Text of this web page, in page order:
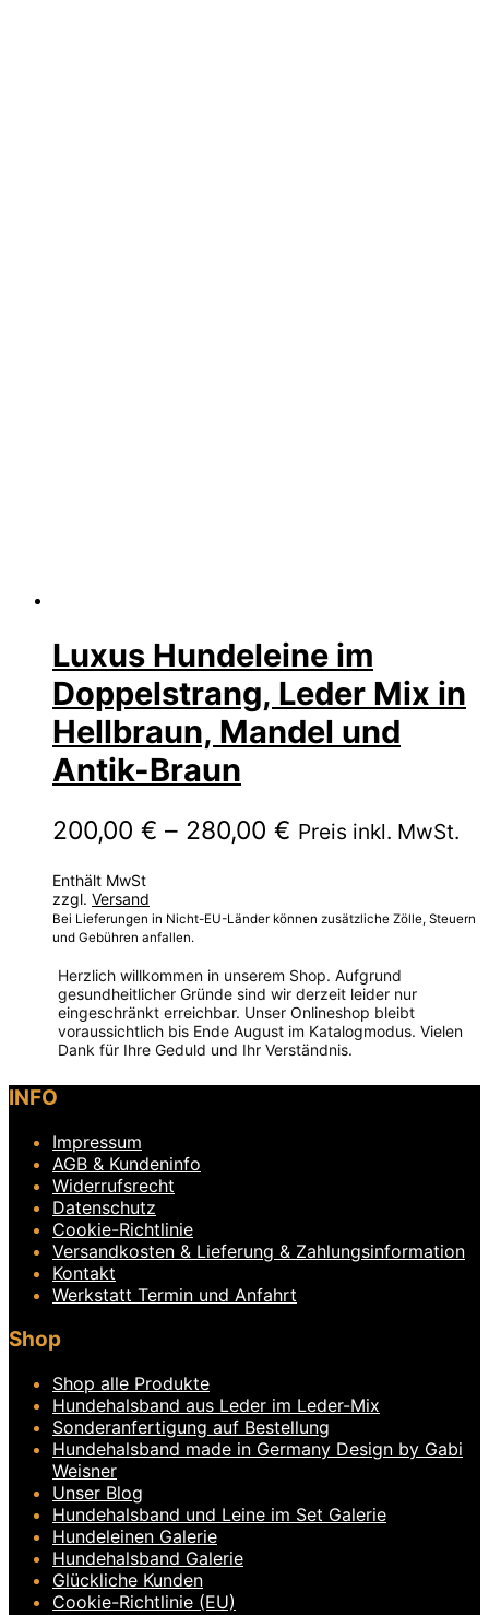
Luxus Hundeleine im
Doppelstrang, Leder Mix in
Hellbraun, Mandel und
Antik-Braun
200,00 € – 280,00 € Preisspanne:
280,00 €
Preis inkl. MwSt.
Enthält MwSt
zzgl. Versand
Bei Lieferungen in Nicht-EU-Länder können zusätzliche Zölle, Steuern
und Gebühren anfallen.
Herzlich willkommen in unserem Shop. Aufgrund
gesundheitlicher Gründe sind wir derzeit leider nur
eingeschränkt erreichbar. Unser Onlineshop bleibt
voraussichtlich bis Ende August im Katalogmodus. Vielen
Dank für Ihre Geduld und Ihr Verständnis.
Dieses
Produkt
mehrere
Varianten
auf.
Die
Optionen
können
auf
der
Produktseite
INFO
Impressum
AGB & Kundeninfo
Widerrufsrecht
Datenschutz
Cookie-Richtlinie
Versandkosten & Lieferung & Zahlungsinformation
Kontakt
Werkstatt Termin und Anfahrt
Shop
Shop alle Produkte
Hundehalsband aus Leder im Leder-Mix
Sonderanfertigung auf Bestellung
Hundehalsband made in Germany Design by Gabi
Weisner
Unser Blog
Hundehalsband und Leine im Set Galerie
Hundeleinen Galerie
Hundehalsband Galerie
Glückliche Kunden
Cookie-Richtlinie (EU)